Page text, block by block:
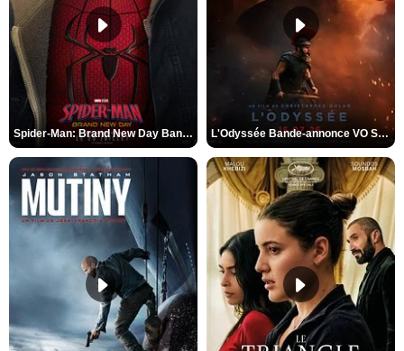
Spider-Man: Brand New Day Bande-annonce VO STFR L'Odyssée Bande-annonce VO STFR